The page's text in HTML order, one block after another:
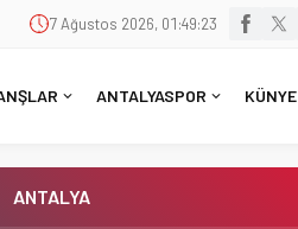
7 Ağustos 2026, 01:49:24
ANTALYASPOR KÜNYE
ANTALYA